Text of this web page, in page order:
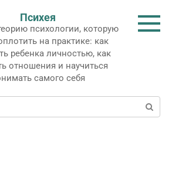
Психея
психологии, которую
на практике: как
ребенка личностью, как
отношения и научиться
самого себя